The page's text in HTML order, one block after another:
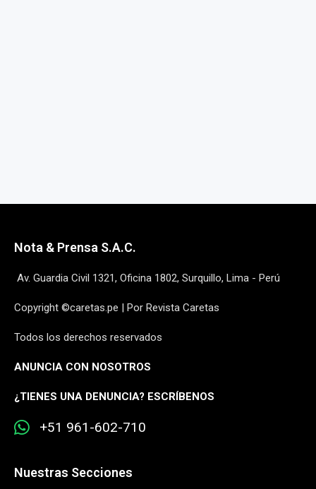
Nota & Prensa S.A.C.
Av. Guardia Civil 1321, Oficina 1802, Surquillo, Lima - Perú
Copyright ©caretas.pe | Por Revista Caretas
Todos los derechos reservados
ANUNCIA CON NOSOTROS
¿TIENES UNA DENUNCIA? ESCRÍBENOS
+51 961-602-710
Nuestras Secciones